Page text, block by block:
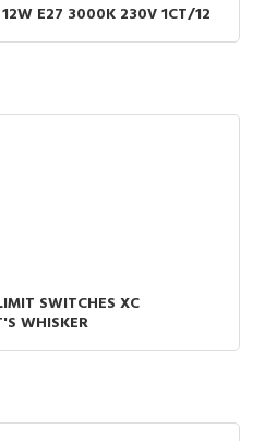
E27 3000K 230V 1CT/12
SWITCHES XC
WHISKER